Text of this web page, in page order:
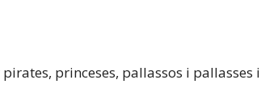
princeses, pallassos i pallasses i